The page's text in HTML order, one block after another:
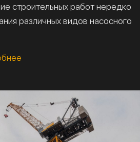
строительных работ нередко
различных видов насосного